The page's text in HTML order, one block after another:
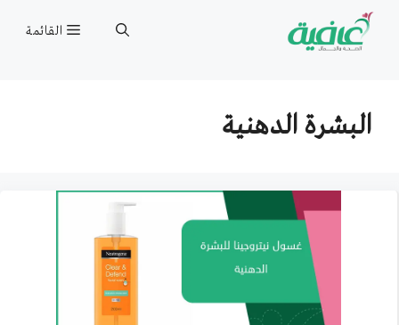
انتقل
القائمة
البشرة الدهنية